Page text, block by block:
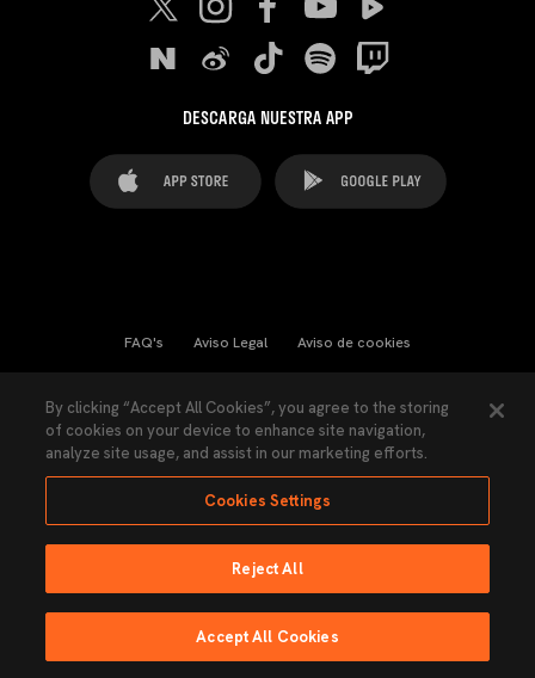
DESCARGA NUESTRA APP
FAQ's Aviso Legal Aviso de cookies
Ley Transparencia Política de Privacidad
Accesibilidad
Ninguna parte de esta página puede ser reproducida sin el permiso del Valencia
Hecho por Lobo.
EMISIÓN EN DIRECTO
By clicking “Accept All Cookies”, you agree to the storing
of cookies on your device to enhance site navigation,
analyze site usage, and assist in our marketing efforts.
Cookies Settings
Reject All
Accept All Cookies